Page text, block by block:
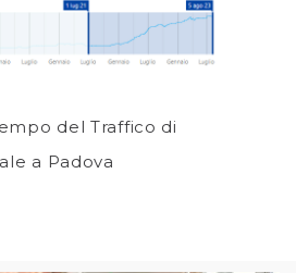
del Traffico di
a Padova